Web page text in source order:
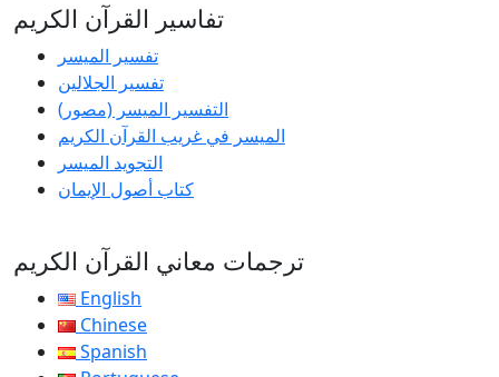
تفاسير القرآن الكريم
تفسير المیسر
تفسير الجلالين
التفسير الميسر (مصور)
الميسر في غريب القرآن الكريم
التجويد الميسر
كتاب أصول الإيمان
ترجمات معاني القرآن الكريم
English
Chinese
Spanish